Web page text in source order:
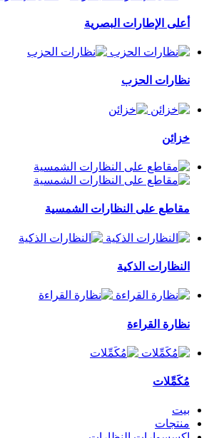
أعلى الإطارات البصرية
نظارات الحزب
خزائن
مقاطع على النظارات الشمسية
النظارات الذكية
نظارة القراءة
مُكَمِّلات
بيت
منتجات